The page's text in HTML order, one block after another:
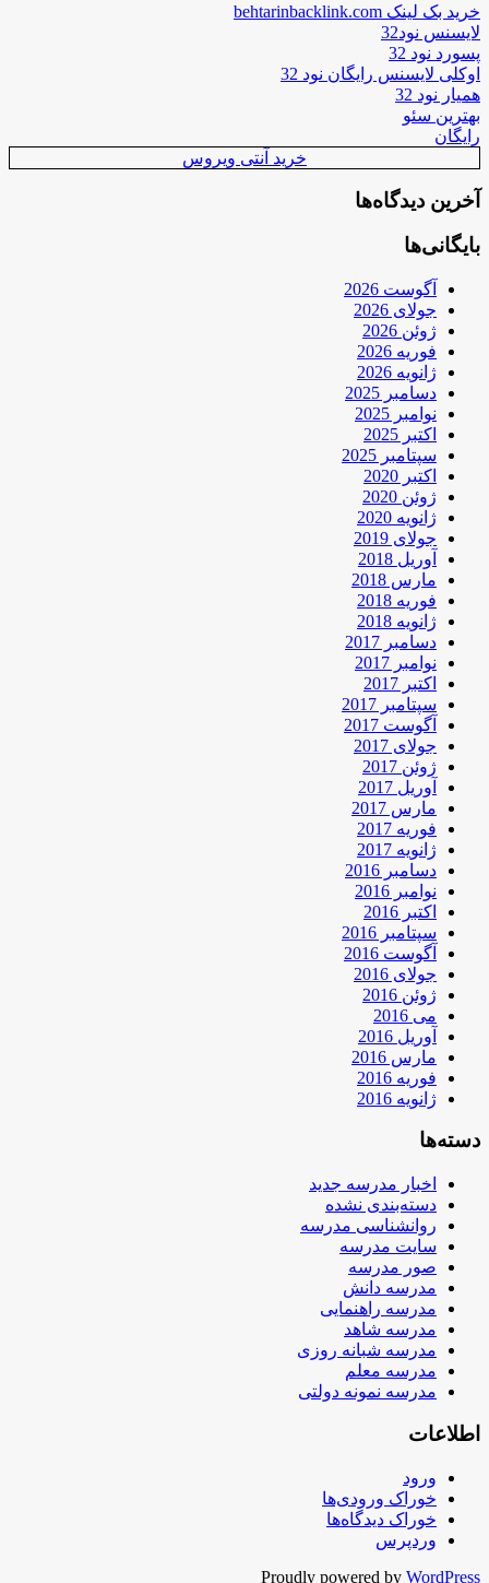
خرید بک لینک behtarinbacklink.com
لایسنس نود32
پسورد نود 32
اوکلی لایسنس رایگان نود 32
همیار نود 32
بهترین سئو
رایگان
خرید آنتی ویروس
آخرین دیدگاه‌ها
بایگانی‌ها
آگوست 2026
جولای 2026
ژوئن 2026
فوریه 2026
ژانویه 2026
دسامبر 2025
نوامبر 2025
اکتبر 2025
سپتامبر 2025
اکتبر 2020
ژوئن 2020
ژانویه 2020
جولای 2019
آوریل 2018
مارس 2018
فوریه 2018
ژانویه 2018
دسامبر 2017
نوامبر 2017
اکتبر 2017
سپتامبر 2017
آگوست 2017
جولای 2017
ژوئن 2017
آوریل 2017
مارس 2017
فوریه 2017
ژانویه 2017
دسامبر 2016
نوامبر 2016
اکتبر 2016
سپتامبر 2016
آگوست 2016
جولای 2016
ژوئن 2016
می 2016
آوریل 2016
مارس 2016
فوریه 2016
ژانویه 2016
دسته‌ها
اخبار مدرسه جدید
دسته‌بندی نشده
روانشناسی مدرسه
سایت مدرسه
صور مدرسه
مدرسه دانش
مدرسه راهنمایی
مدرسه شاهد
مدرسه شبانه روزی
مدرسه معلم
مدرسه نمونه دولتی
اطلاعات
ورود
خوراک ورودی‌ها
خوراک دیدگاه‌ها
وردپرس
Proudly powered by WordPress